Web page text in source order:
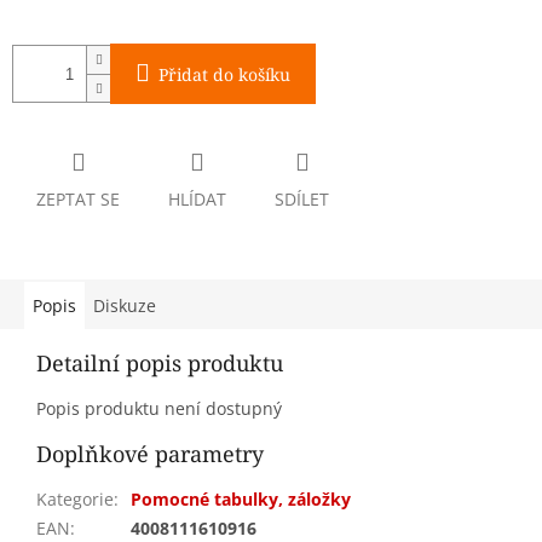
Přidat do košíku
ZEPTAT SE HLÍDAT SDÍLET
Popis Diskuze
Detailní popis produktu
Popis produktu není dostupný
Doplňkové parametry
Kategorie:
Pomocné tabulky, záložky
EAN: 4008111610916